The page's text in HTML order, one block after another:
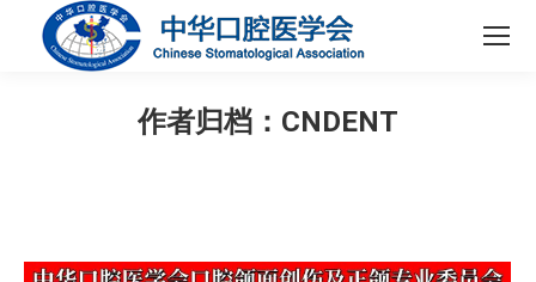
作者归档： CNDENT